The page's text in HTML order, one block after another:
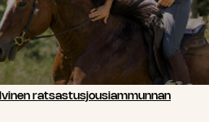
ratsastusjousiammunnan